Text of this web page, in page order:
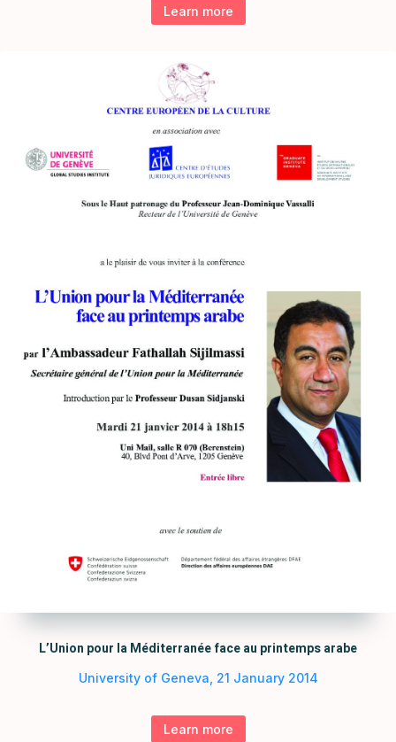
Learn more
L’Union pour la Méditerranée face au printemps arabe
University of Geneva, 21 January 2014
Learn more